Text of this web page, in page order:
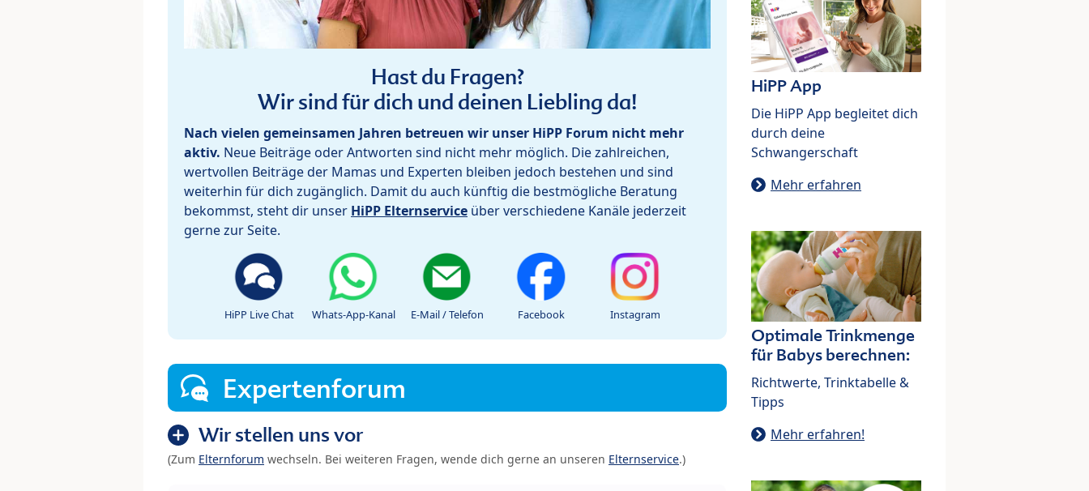
Hast du Fragen?
Wir sind für dich und deinen Liebling da!
Nach vielen gemeinsamen Jahren betreuen wir unser HiPP Forum nicht mehr
aktiv. Neue Beiträge oder Antworten sind nicht mehr möglich. Die zahlreichen,
wertvollen Beiträge der Mamas und Experten bleiben jedoch bestehen und sind
weiterhin für dich zugänglich. Damit du auch künftig die bestmögliche Beratung
bekommst, steht dir unser HiPP Elternservice über verschiedene Kanäle jederzeit
gerne zur Seite.
HiPP Live Chat Whats-App-Kanal E-Mail / Telefon Facebook Instagram
Expertenforum
Wir stellen uns vor
(Zum Elternforum wechseln. Bei weiteren Fragen, wende dich gerne an unseren Elternservice.)
HiPP App
Die HiPP App begleitet dich
durch deine
Schwangerschaft
Mehr erfahren
Optimale Trinkmenge
für Babys berechnen:
Richtwerte, Trinktabelle &
Tipps
Mehr erfahren!